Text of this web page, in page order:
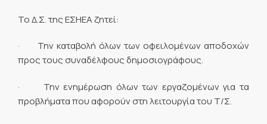
Το Δ.Σ. της ΕΣΗΕΑ ζητεί:
· Την καταβολή όλων των οφειλομένων αποδοχών
προς τους συναδέλφους δημοσιογράφους.
· Την ενημέρωση όλων των εργαζομένων για τα
προβλήματα που αφορούν στη λειτουργία του Τ/Σ.